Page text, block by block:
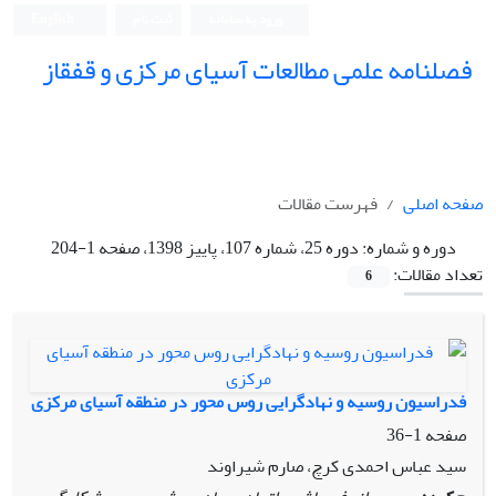
فصلنامه علمی مطالعات آسیای مرکزی و قفقاز
صفحه اصلی
فهرست مقالات
دوره و شماره:دوره 25، شماره 107، پاییز 1398، صفحه 1-204
تعداد مقالات:
6
فدراسیون روسیه و نهادگرایی روس محور در منطقه آسیای مرکزی
صفحه1-36
سید عباس احمدی کرچ، صارم شیراوند